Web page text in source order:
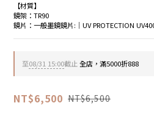
【材質】
鏡架：TR90
鏡片：一般墨鏡鏡片:│UV PROTECTION
至08/31 15:00截止全店，滿5000折888
NT$6,500 NT$6,500